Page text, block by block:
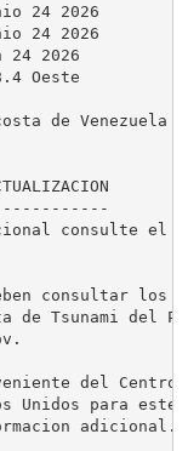
24 2026
24 2026
24 2026
Oeste
de Venezuela
consulte el
consultar los
de Tsunami del
del Centro
Unidos para este
adicional.